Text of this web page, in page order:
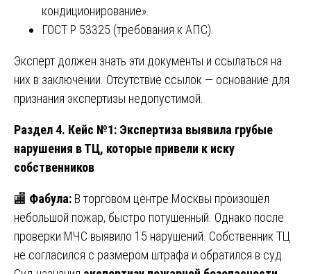
кондиционирование».
ГОСТ Р 53325 (требования к АПС).
Эксперт должен знать эти документы и ссылаться на
них в заключении. Отсутствие ссылок — основание для
признания экспертизы недопустимой.
Раздел 4. Кейс №1: Экспертиза выявила грубые
нарушения в ТЦ, которые привели к иску
собственников
🏬 Фабула: В торговом центре Москвы произошёл
небольшой пожар, быстро потушенный. Однако после
проверки МЧС выявило 15 нарушений. Собственник ТЦ
не согласился с размером штрафа и обратился в суд.